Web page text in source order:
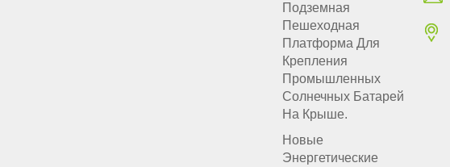
Подземная
Пешеходная
Платформа Для
Крепления
Промышленных
Солнечных Батарей
На Крыше.
Новые
Энергетические